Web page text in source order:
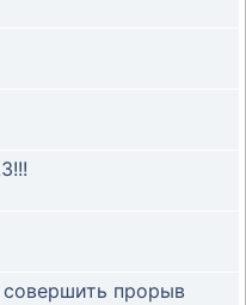
прорыв